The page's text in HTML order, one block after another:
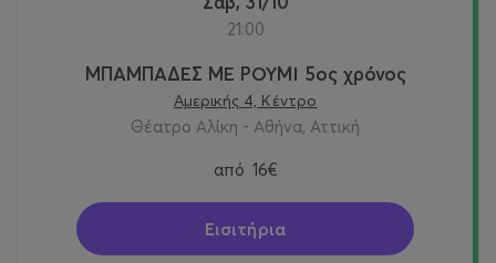
21:00
ΜΠΑΜΠΑΔΕΣ ΜΕ ΡΟΥΜΙ 5ος χρόνος
Αμερικής 4, Κέντρο
Θέατρο Αλίκη - Αθήνα, Αττική
από 16€
Εισιτήρια